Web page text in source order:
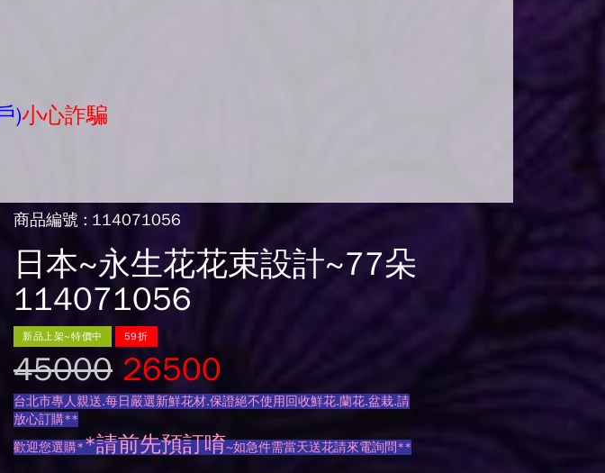
)小心詐騙
商品編號 : 114071056
日本~永生花花束設計~77朵
114071056
新品上架~特價中 59折
45000 26500
台北市專人親送.每日嚴選新鮮花材.保證絕不使用回收鮮花.蘭花.盆栽.請
放心訂購**
歡迎您選購**請前先預訂唷~如急件需當天送花請來電詢問**